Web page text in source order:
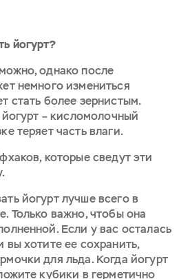
йогурт?
однако после
немного измениться
стать более зернистым.
– кисломолочный
теряет часть влаги.
которые сведут эти
йогурт лучше всего в
Только важно, чтобы она
Если у вас осталась
вы хотите ее сохранить,
для льда. Когда йогурт
кубики в герметично